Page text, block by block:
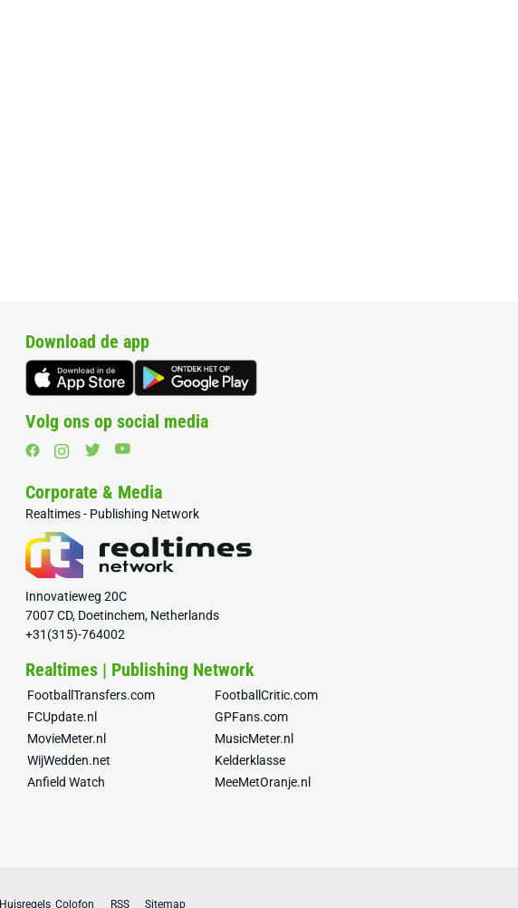
Download de app
Volg ons op social media
Corporate & Media
Realtimes - Publishing Network
Innovatieweg 20C
7007 CD, Doetinchem, Netherlands
+31(315)-764002
Realtimes | Publishing Network
FootballTransfers.com
FootballCritic.com
FCUpdate.nl
GPFans.com
MovieMeter.nl
MusicMeter.nl
WijWedden.net
Kelderklasse
Anfield Watch
MeeMetOranje.nl
Huisregels Colofon RSS Sitemap